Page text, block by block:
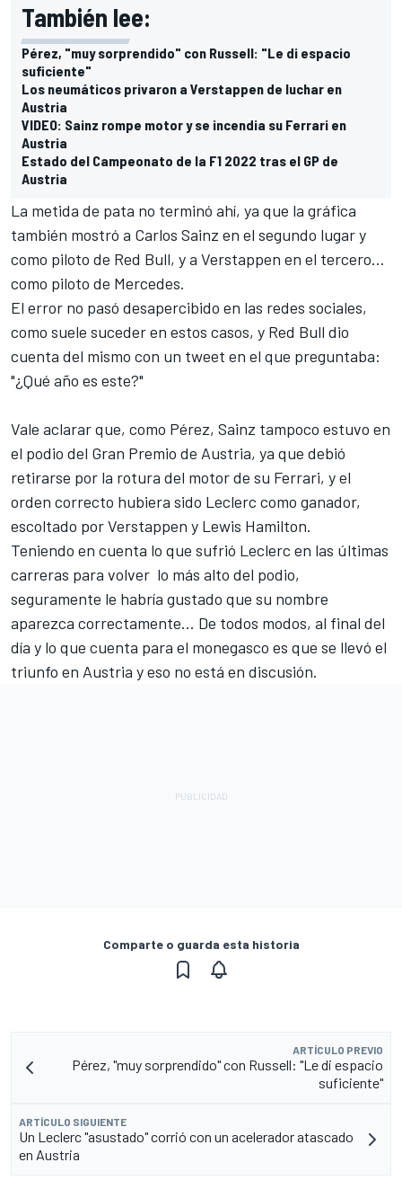
También lee:
Pérez, "muy sorprendido" con Russell: "Le di espacio
suficiente"
Los neumáticos privaron a Verstappen de luchar en
Austria
VIDEO: Sainz rompe motor y se incendia su Ferrari en
Austria
Estado del Campeonato de la F1 2022 tras el GP de
Austria
La metida de pata no terminó ahí, ya que la gráfica
también mostró a Carlos Sainz en el segundo lugar y
como piloto de Red Bull, y a Verstappen en el tercero…
como piloto de Mercedes.
El error no pasó desapercibido en las redes sociales,
como suele suceder en estos casos, y Red Bull dio
cuenta del mismo con un tweet en el que preguntaba:
"¿Qué año es este?"
Vale aclarar que, como Pérez, Sainz tampoco estuvo en
el podio del Gran Premio de Austria, ya que debió
retirarse por la rotura del motor de su Ferrari, y el
orden correcto hubiera sido Leclerc como ganador,
escoltado por Verstappen y Lewis Hamilton.
Teniendo en cuenta lo que sufrió Leclerc en las últimas
carreras para volver lo más alto del podio,
seguramente le habría gustado que su nombre
aparezca correctamente... De todos modos, al final del
día y lo que cuenta para el monegasco es que se llevó el
triunfo en Austria y eso no está en discusión.
Comparte o guarda esta historia
ARTÍCULO PREVIO
Pérez, "muy sorprendido" con Russell: "Le di espacio
suficiente"
ARTÍCULO SIGUIENTE
Un Leclerc "asustado" corrió con un acelerador atascado
en Austria